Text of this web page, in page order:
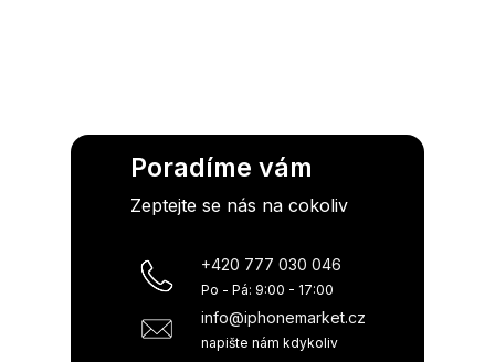
Poradíme vám
Zeptejte se nás na cokoliv
+420 777 030 046
Po - Pá: 9:00 - 17:00
info@iphonemarket.cz
napište nám kdykoliv